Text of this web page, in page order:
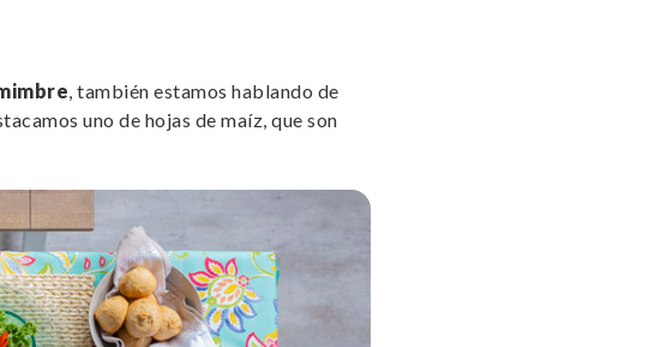
, también estamos hablando de
uno de hojas de maíz, que son